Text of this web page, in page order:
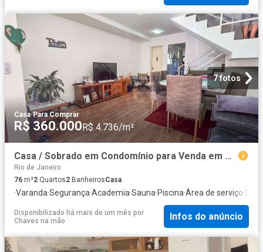
7 fotos
Casa·Para Comprar
R$ 360.000R$ 4.736/m²
Casa / Sobrado em Condomínio para Venda em Teresópolis/RJ Araras 2 Quartos
Rio de Janeiro
76 m²2 Quartos2 BanheirosCasa
·Varanda·Segurança·Academia·Sauna·Piscina·Área de serviço·Sala
Disponibilizado há mais de um mês por
Chaves na mão
Infos do anúncio